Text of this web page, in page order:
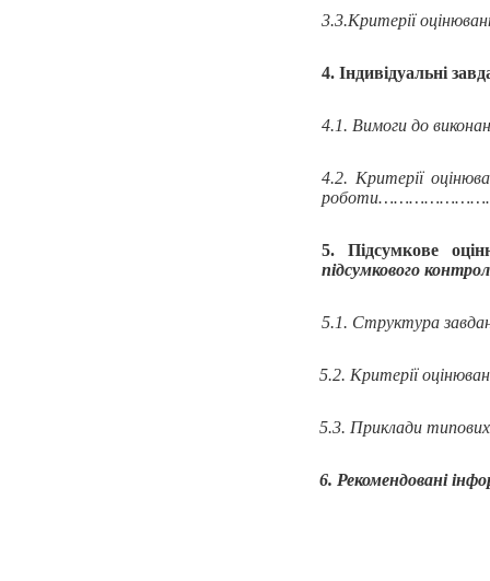
3.3.Критерії
4. Індивідуальні
4.1. Вимоги до
4.2. Критерії
5. Підсумкове
підсумкового
5.1. Структура
5.2. Критерії
5.3. Приклади
6.